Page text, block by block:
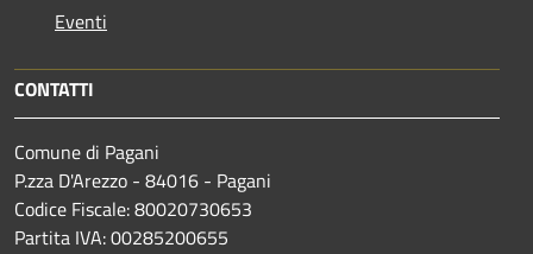
Eventi
CONTATTI
Comune di Pagani
P.zza D'Arezzo - 84016 - Pagani
Codice Fiscale: 80020730653
Partita IVA: 00285200655